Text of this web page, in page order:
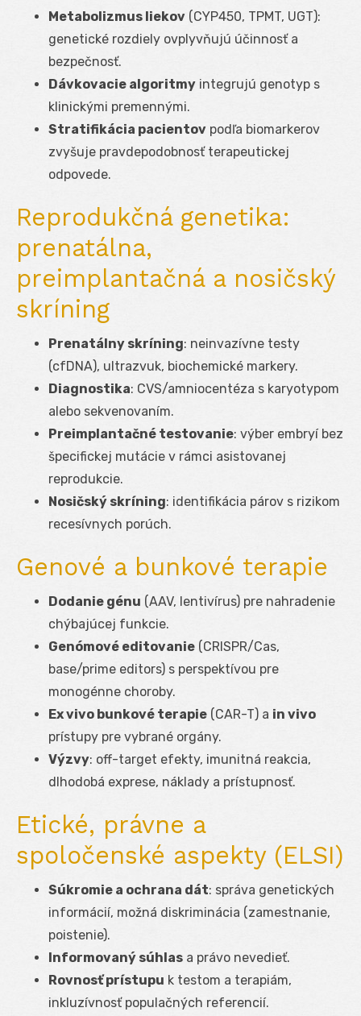
Metabolizmus liekov (CYP450, TPMT, UGT):
genetické rozdiely ovplyvňujú účinnosť a
bezpečnosť.
Dávkovacie algoritmy integrujú genotyp s
klinickými premennými.
Stratifikácia pacientov podľa biomarkerov
zvyšuje pravdepodobnosť terapeutickej
odpovede.
Reprodukčná genetika:
prenatálna,
preimplantačná a nosičský
skríning
Prenatálny skríning: neinvazívne testy
(cfDNA), ultrazvuk, biochemické markery.
Diagnostika: CVS/amniocentéza s karyotypom
alebo sekvenovaním.
Preimplantačné testovanie: výber embryí bez
špecifickej mutácie v rámci asistovanej
reprodukcie.
Nosičský skríning: identifikácia párov s rizikom
recesívnych porúch.
Genové a bunkové terapie
Dodanie génu (AAV, lentivírus) pre nahradenie
chýbajúcej funkcie.
Genómové editovanie (CRISPR/Cas,
base/prime editors) s perspektívou pre
monogénne choroby.
Ex vivo bunkové terapie (CAR-T) a in vivo
prístupy pre vybrané orgány.
Výzvy: off-target efekty, imunitná reakcia,
dlhodobá exprese, náklady a prístupnosť.
Etické, právne a
spoločenské aspekty (ELSI)
Súkromie a ochrana dát: správa genetických
informácií, možná diskriminácia (zamestnanie,
poistenie).
Informovaný súhlas a právo nevedieť.
Rovnosť prístupu k testom a terapiám,
inkluzívnosť populačných referencií.